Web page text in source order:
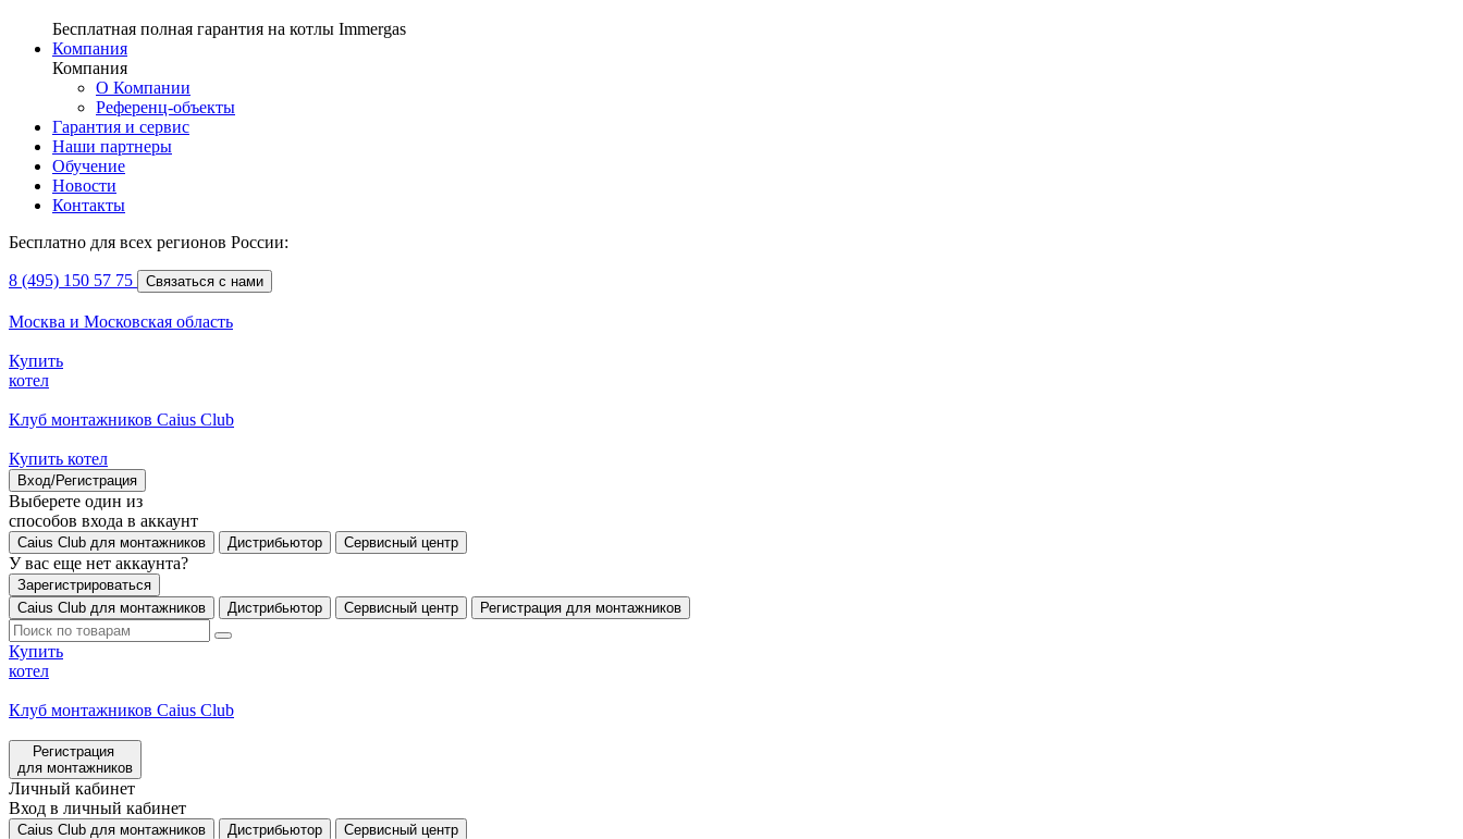
Бесплатная полная гарантия на котлы Immergas
Компания
Компания
О Компании
Референц-объекты
Гарантия и сервис
Наши партнеры
Обучение
Новости
Контакты
Бесплатно для всех регионов России:
8 (495) 150 57 75 Связаться с нами
Москва и Московская область
Купить
котел
Клуб монтажников Caius Club
Купить котел
Вход/Регистрация
Выберете один из
способов входа в аккаунт
Caius Club для монтажников Дистрибьютор Сервисный центр
У вас еще нет аккаунта?
Зарегистрироваться
Caius Club для монтажников
Дистрибьютор Сервисный центр Регистрация для монтажников
Купить
котел
Клуб монтажников Caius Club
Регистрация
для монтажников
Личный кабинет
Вход в личный кабинет
Caius Club для монтажников Дистрибьютор Сервисный центр